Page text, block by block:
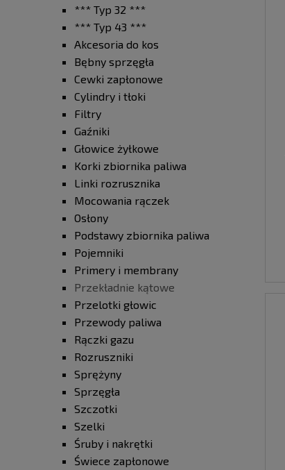
*** Typ 32 ***
*** Typ 43 ***
Akcesoria do kos
Bębny sprzęgła
Cewki zapłonowe
Cylindry i tłoki
Filtry
Gaźniki
Głowice żyłkowe
Korki zbiornika paliwa
Linki rozrusznika
Mocowania rączek
Osłony
Podstawy zbiornika paliwa
Pojemniki
Primery i membrany
Przekładnie kątowe
Przelotki głowic
Przewody paliwa
Rączki gazu
Rozruszniki
Sprężyny
Sprzęgła
Szczotki
Szelki
Śruby i nakrętki
Świece zapłonowe